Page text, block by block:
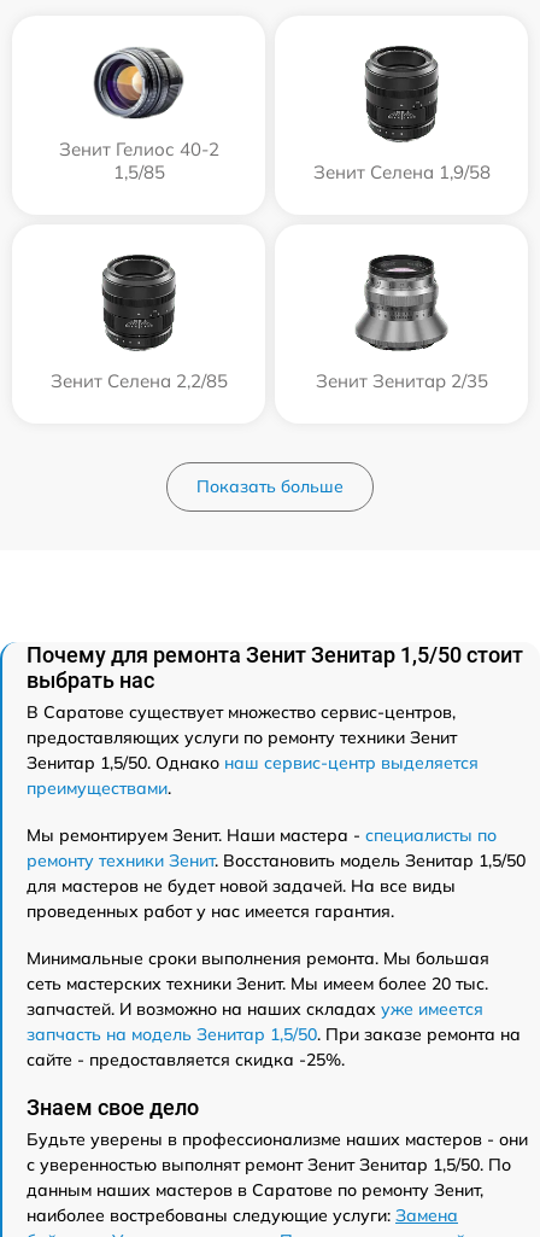
Зенит Гелиос 40-2
1,5/85
Зенит Селена 1,9/58
Зенит Селена 2,2/85 Зенит Зенитар 2/35
Показать больше
Почему для ремонта Зенит Зенитар 1,5/50 стоит
выбрать нас
В Саратове существует множество сервис-центров,
предоставляющих услуги по ремонту техники Зенит
Зенитар 1,5/50. Однако наш сервис-центр выделяется
преимуществами.
Мы ремонтируем Зенит. Наши мастера - специалисты по
ремонту техники Зенит. Восстановить модель Зенитар 1,5/50
для мастеров не будет новой задачей. На все виды
проведенных работ у нас имеется гарантия.
Минимальные сроки выполнения ремонта. Мы большая
сеть мастерских техники Зенит. Мы имеем более 20 тыс.
запчастей. И возможно на наших складах уже имеется
запчасть на модель Зенитар 1,5/50. При заказе ремонта на
сайте - предоставляется скидка -25%.
Знаем свое дело
Будьте уверены в профессионализме наших мастеров - они
с уверенностью выполнят ремонт Зенит Зенитар 1,5/50. По
данным наших мастеров в Саратове по ремонту Зенит,
наиболее востребованы следующие услуги: Замена